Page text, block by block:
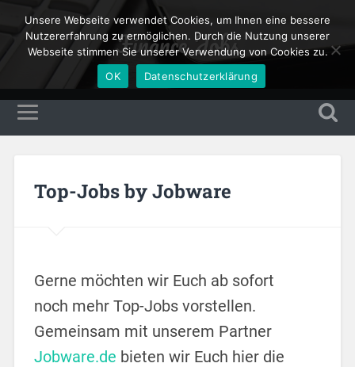
Finance Jobs
Top-Jobs by Jobware
Gerne möchten wir Euch ab sofort
noch mehr Top-Jobs vorstellen.
Gemeinsam mit unserem Partner
Jobware.de bieten wir Euch hier die
Unsere Webseite verwendet Cookies, um Ihnen eine bessere
Nutzererfahrung zu ermöglichen. Durch die Nutzung unserer
Webseite stimmen Sie unserer Verwendung von Cookies zu.
OK
Datenschutzerklärung